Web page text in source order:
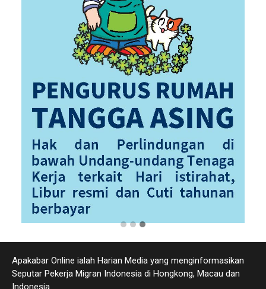
Apakabar Online ialah Harian Media yang menginformasikan
Seputar Pekerja Migran Indonesia di Hongkong, Macau dan
Indonesia